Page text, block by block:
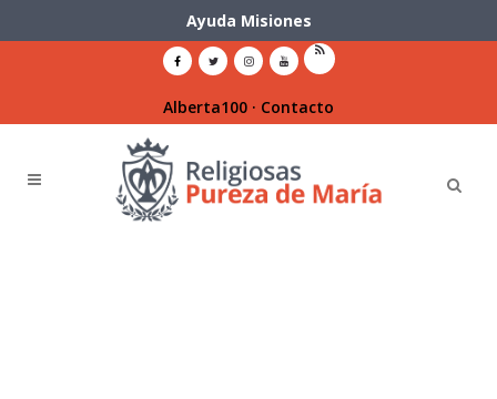
Ayuda Misiones
Alberta100 · Contacto